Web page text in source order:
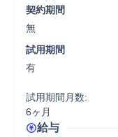
契約期間
無
試用期間
有
試用期間月数:
6ヶ月
給与